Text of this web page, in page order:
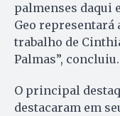
palmenses daqui
Geo representará
trabalho de
Palmas”, concluiu.
O principal
destacaram em